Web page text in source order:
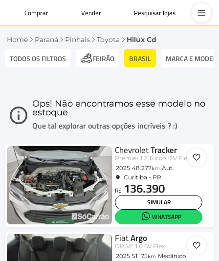
Comprar Vender Pesquisar lojas
Home Paraná Pinhais Toyota Hilux Cd
TODOS OS FILTROS FEIRÃO BRASIL MARCA E
Ops! Não encontramos esse modelo no
estoque
Que tal explorar outras opções incríveis ? :)
ChevroletTracker
Premier 1.2 Turbo 12V Flex Aut.
2025 48.277km Aut.
Curitiba - PR
R$ 136.390
SIMULAR
WHATSAPP
FiatArgo
DRIVE 1.0 6V Flex
2025 51.175km Mecânico